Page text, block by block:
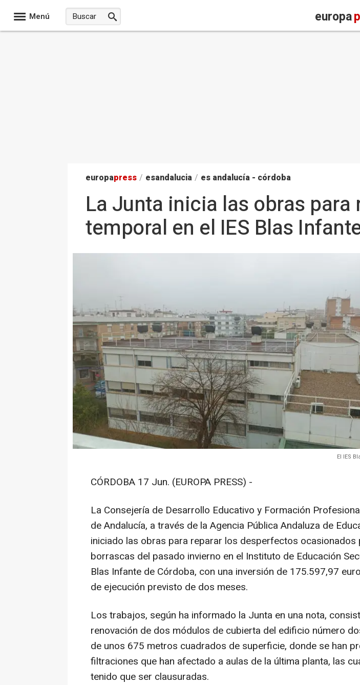
Menú europa
europapress / esandalucia / es andalucía - córdoba
La Junta inicia las obras para
temporal en el IES Blas
El IES
CÓRDOBA 17 Jun. (EUROPA PRESS) -
La Consejería de Desarrollo Educativo y Formación
de Andalucía, a través de la Agencia Pública Andaluza de
iniciado las obras para reparar los desperfectos ocasionados
borrascas del pasado invierno en el Instituto de Educación
Blas Infante de Córdoba, con una inversión de 175.597,97
de ejecución previsto de dos meses.
Los trabajos, según ha informado la Junta en una nota,
renovación de dos módulos de cubierta del edificio número
de unos 675 metros cuadrados de superficie, donde se han
filtraciones que han afectado a aulas de la última planta, las
tenido que ser clausuradas.